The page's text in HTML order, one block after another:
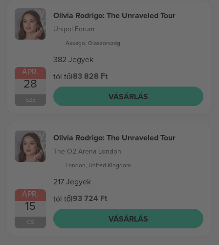
ÁPR.
28
SZE
Olivia Rodrigo: The Unraveled Tour
Unipol Forum
Assago, Olaszország
382 Jegyek
tól től83 828 Ft
VÁSÁRLÁS
ÁPR.
15
CS
Olivia Rodrigo: The Unraveled Tour
The O2 Arena London
London, United Kingdom
217 Jegyek
tól től93 724 Ft
VÁSÁRLÁS